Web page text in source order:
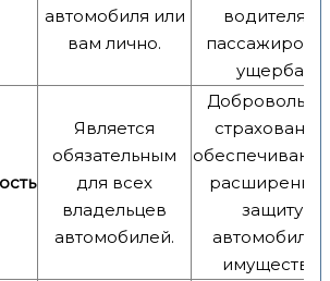
автомобиля или
вам лично.
водителя и
пассажиров
ущерба.
Является
обязательным
для всех
владельцев
автомобилей.
страхование,
защиту
автомобиля
имущества.